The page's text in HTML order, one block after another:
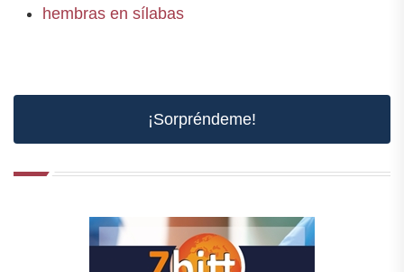
hembras en sílabas
¡Sorpréndeme!